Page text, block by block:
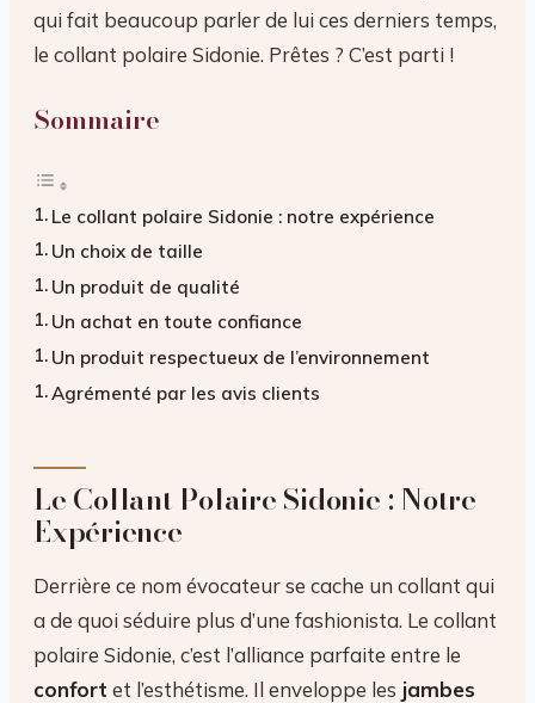
qui fait beaucoup parler de lui ces derniers temps,
le collant polaire Sidonie. Prêtes ? C’est parti !
Sommaire
Le collant polaire Sidonie : notre expérience
Un choix de taille
Un produit de qualité
Un achat en toute confiance
Un produit respectueux de l’environnement
Agrémenté par les avis clients
Le Collant Polaire Sidonie : Notre
Expérience
Derrière ce nom évocateur se cache un collant qui
a de quoi séduire plus d’une fashionista. Le collant
polaire Sidonie, c’est l’alliance parfaite entre le
confort et l’esthétisme. Il enveloppe les jambes